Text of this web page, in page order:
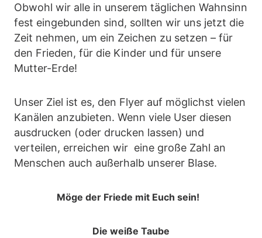
Obwohl wir alle in unserem täglichen Wahnsinn
fest eingebunden sind, sollten wir uns jetzt die
Zeit nehmen, um ein Zeichen zu setzen – für
den Frieden, für die Kinder und für unsere
Mutter-Erde!
Unser Ziel ist es, den Flyer auf möglichst vielen
Kanälen anzubieten. Wenn viele User diesen
ausdrucken (oder drucken lassen) und
verteilen, erreichen wir eine große Zahl an
Menschen auch außerhalb unserer Blase.
Möge der Friede mit Euch sein!
Die weiße Taube